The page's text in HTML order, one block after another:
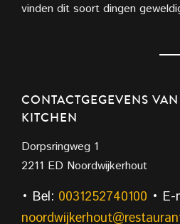
vinden dit soort dingen
CONTACTGEGEVENS
KITCHEN
Dorpsringweg 1
2211 ED Noordwijkerhout
• Bel: 0031252740100 • E-